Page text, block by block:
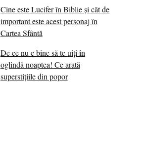
Cine este Lucifer în Biblie și cât de
important este acest personaj în
Cartea Sfântă
De ce nu e bine să te uiți în
oglindă noaptea! Ce arată
superstițiile din popor